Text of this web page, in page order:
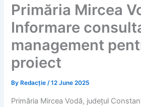
Primăria Mircea
Informare
management
proiect
By Redacție/12 June 2025
Primăria Mircea Vodă, județul